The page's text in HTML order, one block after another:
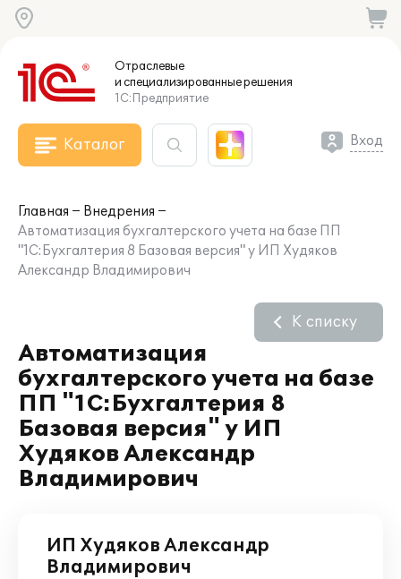
Отраслевые
и специализированныерешения
1С:Предприятие
Каталог Вход
Главная
Внедрения
Автоматизация бухгалтерского учета на базе ПП
"1С:Бухгалтерия 8 Базовая версия" у ИП Худяков
Александр Владимирович
Автоматизация
бухгалтерского учета на базе
ПП "1С:Бухгалтерия 8
Базовая версия" у ИП
Худяков Александр
Владимирович
К списку
ИП Худяков Александр
Владимирович